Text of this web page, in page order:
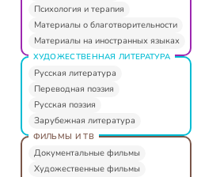
Психология и терапия
Материалы о благотворительности
Материалы на иностранных языках
ХУДОЖЕСТВЕННАЯ ЛИТЕРАТУРА
Русская литература
Переводная поэзия
Русская поэзия
Зарубежная литература
ФИЛЬМЫ И ТВ
Документальные фильмы
Художественные фильмы